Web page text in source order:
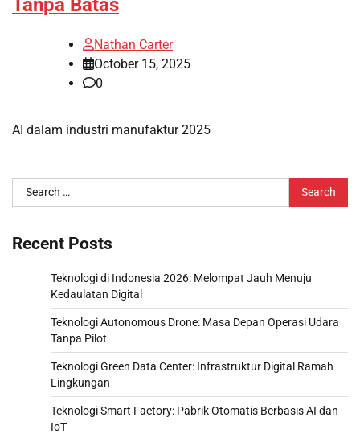
Tanpa Batas
Nathan Carter
October 15, 2025
0
AI dalam industri manufaktur 2025
Search
for:
Recent Posts
Teknologi di Indonesia 2026: Melompat Jauh Menuju
Kedaulatan Digital
Teknologi Autonomous Drone: Masa Depan Operasi Udara
Tanpa Pilot
Teknologi Green Data Center: Infrastruktur Digital Ramah
Lingkungan
Teknologi Smart Factory: Pabrik Otomatis Berbasis AI dan
IoT